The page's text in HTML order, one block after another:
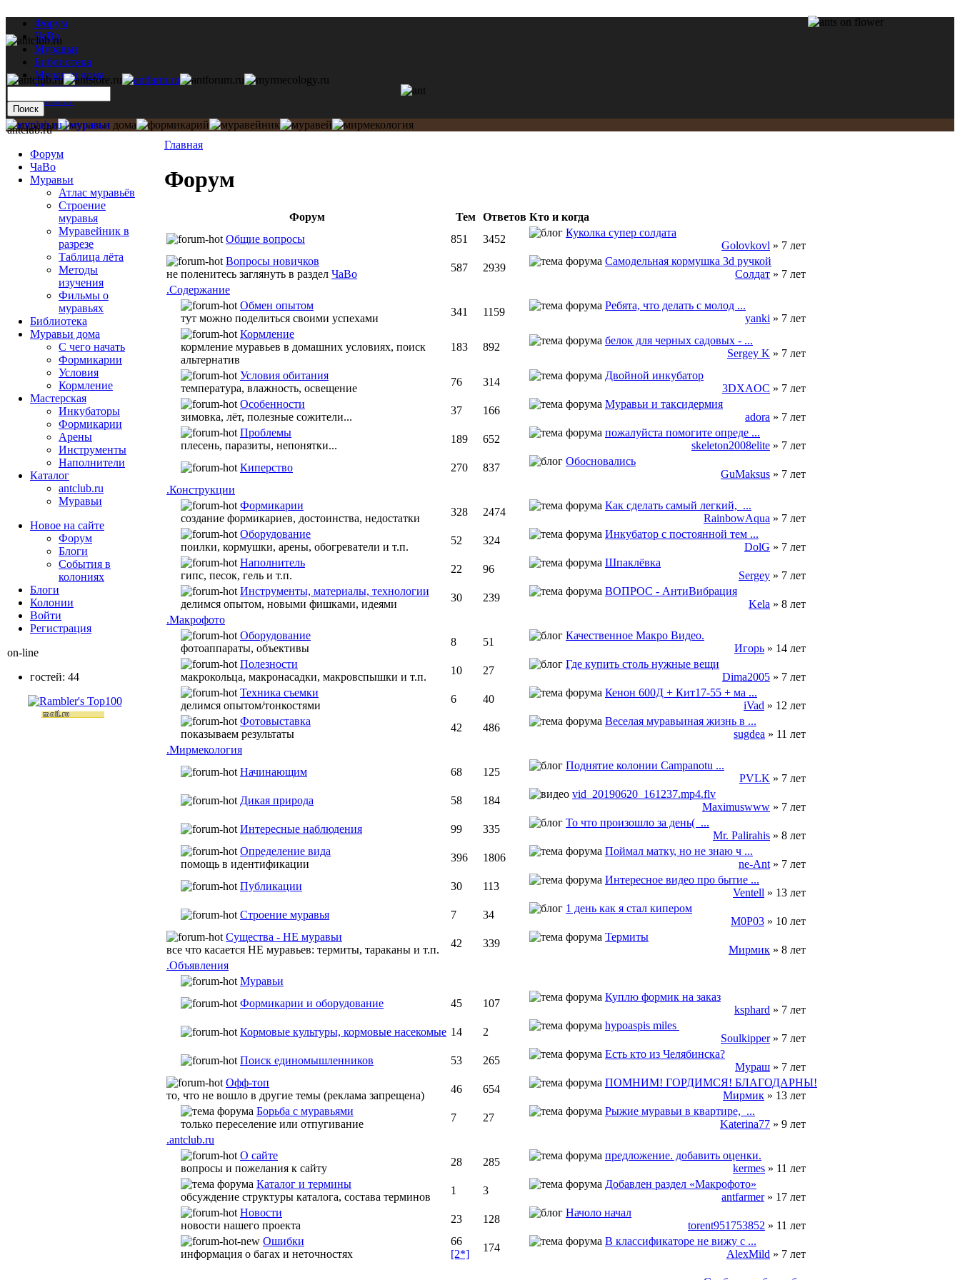
Форум
ЧаВо
Муравьи
Библиотека
Муравьи дома
Мастерская
Каталог
Главная
Форум
Форум Тем Ответов Кто и когда
Общие вопросы
851 3452
Куколка супер солдата
Golovkovl » 7 лет
Вопросы новичков
не поленитесь заглянуть в раздел ЧаВо
587 2939
Самодельная кормушка 3d ручкой
Солдат » 7 лет
.Содержание
Обмен опытом
тут можно поделиться своими успехами
341 1159
Ребята, что делать с молод ...
yanki » 7 лет
Кормление
кормление муравьев в домашних условиях, поиск
альтернатив
183 892
белок для черных садовых - ...
Sergey K » 7 лет
Условия обитания
температура, влажность, освещение
76 314
Двойной инкубатор
3DXAOC » 7 лет
Особенности
зимовка, лёт, полезные сожители...
37 166
Муравьи и таксидермия
adora » 7 лет
Проблемы
плесень, паразиты, непонятки...
189 652
пожалуйста помогите опреде ...
skeleton2008elite » 7 лет
Киперство
270 837
Обосновались
GuMaksus » 7 лет
.Конструкции
Формикарии
создание формикариев, достоинства, недостатки
328 2474
Как сделать самый легкий,  ...
RainbowAqua » 7 лет
Оборудование
поилки, кормушки, арены, обогреватели и т.п.
52 324
Инкубатор с постоянной тем ...
DolG » 7 лет
Наполнитель
гипс, песок, гель и т.п.
22 96
Шпаклёвка
Sergey » 7 лет
Инструменты, материалы, технологии
делимся опытом, новыми фишками, идеями
30 239
ВОПРОС - АнтиВибрация
Kela » 8 лет
.Макрофото
Оборудование
фотоаппараты, объективы
8 51
Качественное Макро Видео.
Игорь » 14 лет
Полезности
макрокольца, макронасадки, макровспышки и т.п.
10 27
Где купить столь нужные вещи
Dima2005 » 7 лет
Техника съемки
делимся опытом/тонкостями
6 40
Кенон 600Д + Кит17-55 + ма ...
iVad » 12 лет
Фотовыставка
показываем результаты
42 486
Веселая муравьиная жизнь в ...
sugdea » 11 лет
.Мирмекология
Начинающим
68 125
Поднятие колонии Campanotu ...
PVLK » 7 лет
Дикая природа
58 184
vid_20190620_161237.mp4.flv
Maximuswww » 7 лет
Интересные наблюдения
99 335
То что произошло за день(  ...
Mr. Palirahis » 8 лет
Определение вида
помощь в идентификации
396 1806
Поймал матку, но не знаю ч ...
ne-Ant » 7 лет
Публикации
30 113
Интересное видео про бытие ...
Ventell » 13 лет
Строение муравья
7 34
1 день как я стал кипером
M0P03 » 10 лет
Существа - НЕ муравьи
все что касается НЕ муравьев: термиты, тараканы и т.п.
42 339
Термиты
Мирмик » 8 лет
.Объявления
Муравьи
Формикарии и оборудование
45 107
Куплю формик на заказ
ksphard » 7 лет
Кормовые культуры, кормовые насекомые 14 2
hypoaspis miles
Soulkipper » 7 лет
Поиск единомышленников
53 265
Есть кто из Челябинска?
Мураш » 7 лет
Офф-топ
то, что не вошло в другие темы (реклама запрещена)
46 654
ПОМНИМ! ГОРДИМСЯ! БЛАГОДАРНЫ!
Мирмик » 13 лет
Борьба с муравьями
только переселение или отпугивание
7 27
Рыжие муравьи в квартире,  ...
Katerina77 » 9 лет
.antclub.ru
О сайте
вопросы и пожелания к сайту
28 285
предложение. добавить оценки.
kermes » 11 лет
Каталог и термины
обсуждение структуры каталога, состава терминов
1 3
Добавлен раздел «Макрофото»
antfarmer » 17 лет
Новости
новости нашего проекта
23 128
Начоло начал
torent951753852 » 11 лет
Ошибки
информация о багах и неточностях
66
[2*]
174
В классификаторе не вижу c ...
AlexMild » 7 лет
antclub.ru
Форум
ЧаВо
Муравьи
Атлас муравьёв
Строение
муравья
Муравейник в
разрезе
Таблица лёта
Методы
изучения
Фильмы о
муравьях
Библиотека
Муравьи дома
С чего начать
Формикарии
Условия
Кормление
Мастерская
Инкубаторы
Формикарии
Арены
Инструменты
Наполнители
Каталог
antclub.ru
Муравьи
Новое на сайте
Форум
Блоги
События в
колониях
Блоги
Колонии
Войти
Peгиcтpaция
on-line
гостей: 44